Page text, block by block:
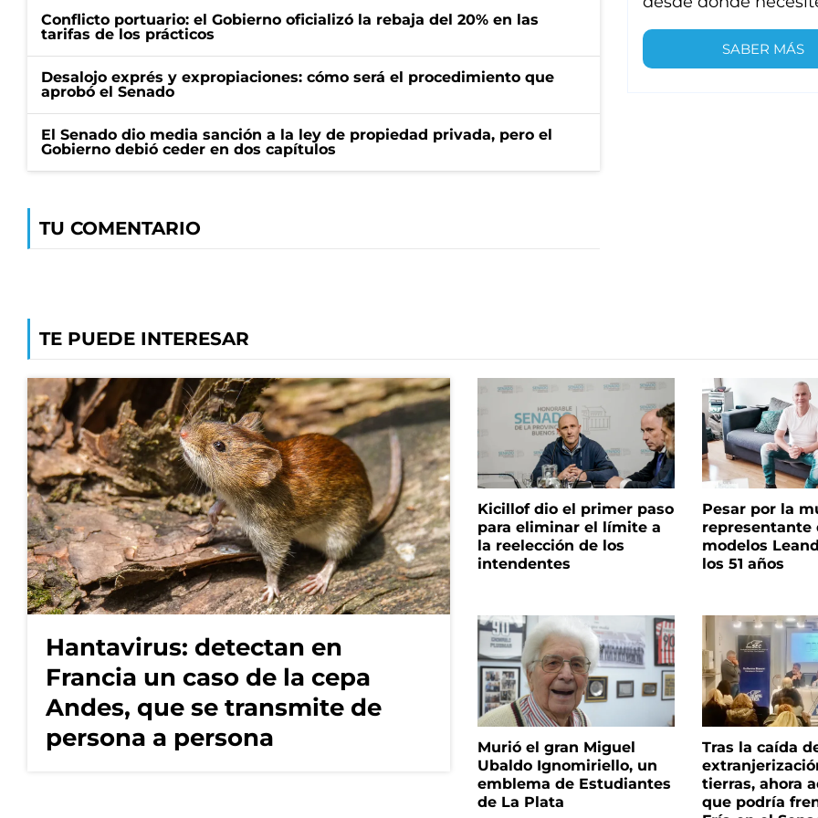
Conflicto portuario: el Gobierno oficializó la rebaja del 20% en las
tarifas de los prácticos
Desalojo exprés y expropiaciones: cómo será el procedimiento que
aprobó el Senado
El Senado dio media sanción a la ley de propiedad privada, pero el
Gobierno debió ceder en dos capítulos
TU COMENTARIO
SABER MÁS
TE PUEDE INTERESAR
Hantavirus: detectan en
Francia un caso de la cepa
Andes, que se transmite de
persona a persona
Kicillof dio el primer paso
para eliminar el límite a
la reelección de los
intendentes
Pesar por la
representante
modelos
los 51 años
Murió el gran Miguel
Ubaldo Ignomiriello, un
emblema de Estudiantes
de La Plata
Tras la caída
tierras, ahora
que podría